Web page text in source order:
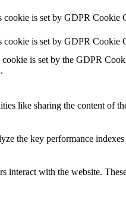
cookie is set by GDPR Cookie
cookie is set by GDPR Cookie
cookie is set by the GDPR
like sharing the content of
the key performance
interact with the website.